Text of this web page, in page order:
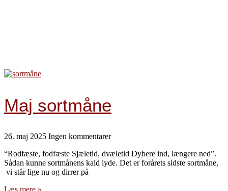
Maj sortmåne
26. maj 2025 Ingen kommentarer
“Rodfæste, fodfæste Sjæletid, dvæletid Dybere ind, længere ned”.
Sådan kunne sortmånens kald lyde. Det er forårets sidste sortmåne,
vi står lige nu og dirrer på